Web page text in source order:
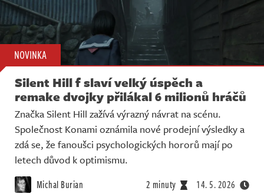
NOVINKA
Silent Hill f slaví velký úspěch a
remake dvojky přilákal 6 milionů hráčů
Značka Silent Hill zažívá výrazný návrat na scénu.
Společnost Konami oznámila nové prodejní výsledky a
zdá se, že fanoušci psychologických hororů mají po
letech důvod k optimismu.
Michal Burian 2 minuty 14. 5. 2026